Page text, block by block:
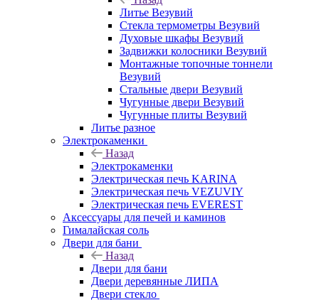
Литье Везувий
Стекла термометры Везувий
Духовые шкафы Везувий
Задвижки колосники Везувий
Монтажные топочные тоннели
Везувий
Стальные двери Везувий
Чугунные двери Везувий
Чугунные плиты Везувий
Литье разное
Электрокаменки
Назад
Электрокаменки
Электрическая печь KARINA
Электрическая печь VEZUVIY
Электрическая печь EVEREST
Аксессуары для печей и каминов
Гималайская соль
Двери для бани
Назад
Двери для бани
Двери деревянные ЛИПА
Двери стекло